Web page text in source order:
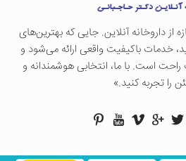
از داروخانه آنلاین. جایی که بهترین‌های
خدمات باکیفیت واقعی ارائه می‌شود و
است. با ما، انتخابی هوشمندانه و
را تجربه کنید.»